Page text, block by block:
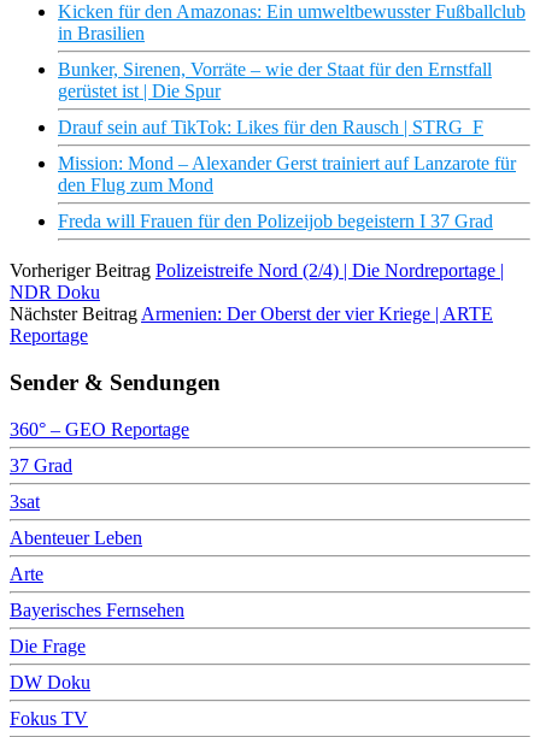
Kicken für den Amazonas: Ein umweltbewusster Fußballclub
in Brasilien
Bunker, Sirenen, Vorräte – wie der Staat für den Ernstfall
gerüstet ist | Die Spur
Drauf sein auf TikTok: Likes für den Rausch | STRG_F
Mission: Mond – Alexander Gerst trainiert auf Lanzarote für
den Flug zum Mond
Freda will Frauen für den Polizeijob begeistern I 37 Grad
Vorheriger Beitrag Polizeistreife Nord (2/4) | Die Nordreportage |
NDR Doku
Nächster Beitrag Armenien: Der Oberst der vier Kriege | ARTE
Reportage
Sender & Sendungen
360° – GEO Reportage
37 Grad
3sat
Abenteuer Leben
Arte
Bayerisches Fernsehen
Die Frage
DW Doku
Fokus TV